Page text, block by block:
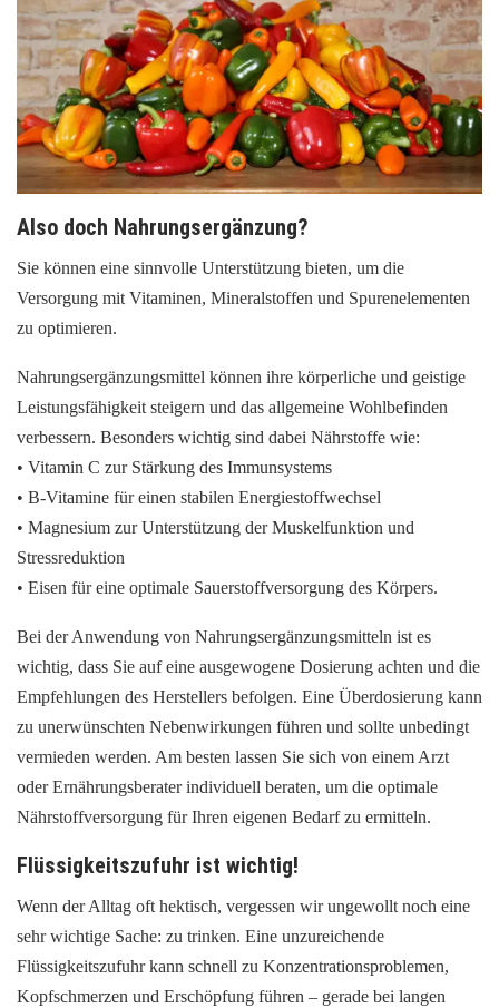
Also doch Nahrungsergänzung?
Sie können eine sinnvolle Unterstützung bieten, um die
Versorgung mit Vitaminen, Mineralstoffen und Spurenelementen
zu optimieren.
Nahrungsergänzungsmittel können ihre körperliche und geistige
Leistungsfähigkeit steigern und das allgemeine Wohlbefinden
verbessern. Besonders wichtig sind dabei Nährstoffe wie:
• Vitamin C zur Stärkung des Immunsystems
• B-Vitamine für einen stabilen Energiestoffwechsel
• Magnesium zur Unterstützung der Muskelfunktion und
Stressreduktion
• Eisen für eine optimale Sauerstoffversorgung des Körpers.
Bei der Anwendung von Nahrungsergänzungsmitteln ist es
wichtig, dass Sie auf eine ausgewogene Dosierung achten und die
Empfehlungen des Herstellers befolgen. Eine Überdosierung kann
zu unerwünschten Nebenwirkungen führen und sollte unbedingt
vermieden werden. Am besten lassen Sie sich von einem Arzt
oder Ernährungsberater individuell beraten, um die optimale
Nährstoffversorgung für Ihren eigenen Bedarf zu ermitteln.
Flüssigkeitszufuhr ist wichtig!
Wenn der Alltag oft hektisch, vergessen wir ungewollt noch eine
sehr wichtige Sache: zu trinken. Eine unzureichende
Flüssigkeitszufuhr kann schnell zu Konzentrationsproblemen,
Kopfschmerzen und Erschöpfung führen – gerade bei langen